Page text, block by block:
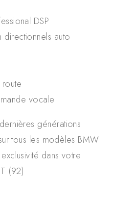
DSP
auto
vocale
générations
tous les modèles BMW
dans votre
(92)